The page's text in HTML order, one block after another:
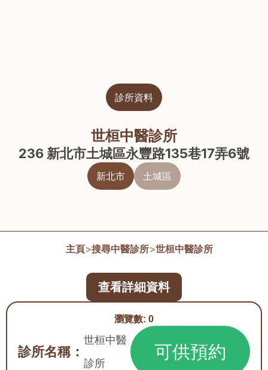
診所資料
世桓中醫診所
236 新北市土城區永豐路135巷17弄6號
新北市 土城區
主頁>搜尋中醫診所>世桓中醫診所
瀏覽數: 0
診所名稱：
世桓中醫
診所
可供預約
查看詳細資料